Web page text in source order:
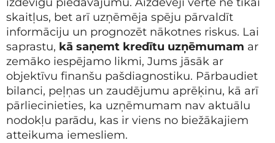
skaitļus, bet arī uzņēmēja spēju pārvaldīt
informāciju un prognozēt nākotnes riskus. Lai
saprastu, kā saņemt kredītu uzņēmumam ar
zemāko iespējamo likmi, Jums jāsāk ar
objektīvu finanšu pašdiagnostiku. Pārbaudiet
bilanci, peļņas un zaudējumu aprēķinu, kā arī
pārliecinieties, ka uzņēmumam nav aktuālu
nodokļu parādu, kas ir viens no biežākajiem
atteikuma iemesliem.